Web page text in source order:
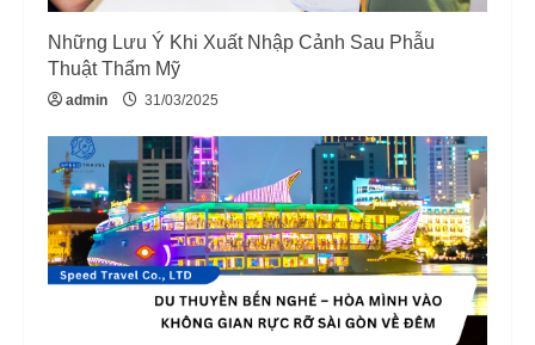
n
g
Những Lưu Ý Khi Xuất Nhập Cảnh Sau Phẫu
Thuật Thẩm Mỹ
admin 31/03/2025